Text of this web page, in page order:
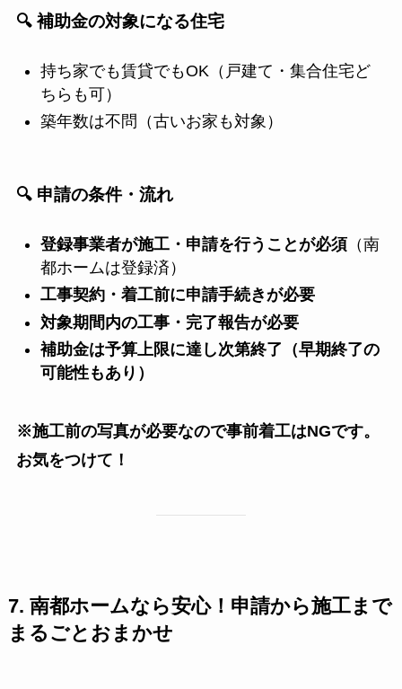
🔍 補助金の対象になる住宅
持ち家でも賃貸でもOK（戸建て・集合住宅ど
ちらも可）
築年数は不問（古いお家も対象）
🔍 申請の条件・流れ
登録事業者が施工・申請を行うことが必須（南
都ホームは登録済）
工事契約・着工前に申請手続きが必要
対象期間内の工事・完了報告が必要
補助金は予算上限に達し次第終了（早期終了の
可能性もあり）
※施工前の写真が必要なので事前着工はNGです。
お気をつけて！
7. 南都ホームなら安心！申請から施工まで
まるごとおまかせ